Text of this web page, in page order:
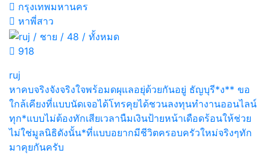
กรุงเทพมหานคร
หาพี่สาว
918
ruj
หาคบจริงจังจริงใจพร้อมดผุแลอยุ่ด้วยกันอยู่ ธัญบุรี*ง** ขอ
ใกล้เคียงที่แบบนัดเจอได้โทรคุยได้ชวนลงทุนทำงานออนไลน์
ทุก*แบบไม่ต้องทักเสียเวลานืมเงินป้ายหน้าเดือดร้อนให้ช่วย
ไม่ใช่มูลนิธิดังนั้น*ที่แบบอยากมีชีวิตครอบครัวใหม่จริงๆทัก
มาคุยกันครับ